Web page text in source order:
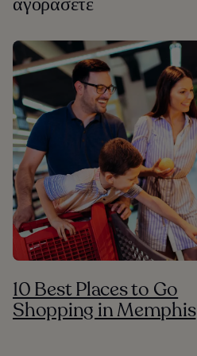
10 Best Places to Go
Shopping in Memphis